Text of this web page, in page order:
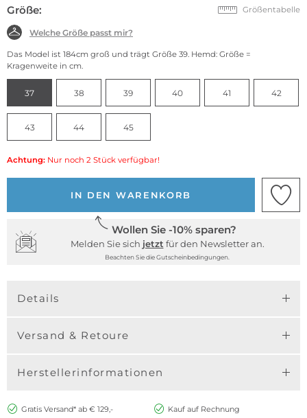
Größe: Größentabelle
Welche Größe passt mir?
Das Model ist 184cm groß und trägt Größe 39. Hemd: Größe =
Kragenweite in cm.
37 38 39 40 41 42
43 44 45
Achtung: Nur noch 2 Stück verfügbar!
IN DEN WARENKORB
Wollen Sie -10% sparen?
Melden Sie sich jetzt für den Newsletter an.
Beachten Sie die Gutscheinbedingungen.
Details
Versand & Retoure
Herstellerinformationen
Gratis Versand* ab € 129,-
Kauf auf Rechnung